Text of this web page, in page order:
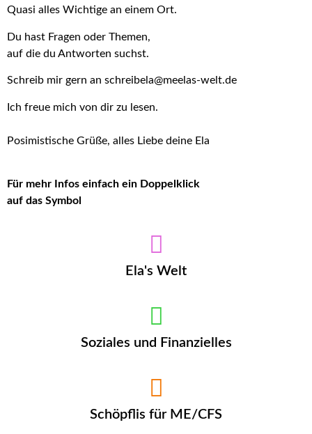
Quasi alles Wichtige an einem Ort.
Du hast Fragen oder Themen,
auf die du Antworten suchst.
Schreib mir gern an schreibela@meelas-welt.de
Ich freue mich von dir zu lesen.
Posimistische Grüße, alles Liebe deine Ela
Für mehr Infos einfach ein Doppelklick
auf das Symbol
Ela's Welt
Soziales und Finanzielles
Schöpflis für ME/CFS